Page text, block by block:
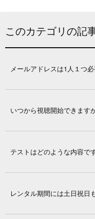
このカテゴリの記
メールアドレスは1人１つ
いつから視聴開始できます
テストはどのような内容で
レンタル期間には土日祝日